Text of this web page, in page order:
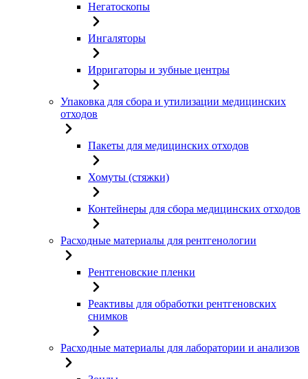
Негатоскопы
Ингаляторы
Ирригаторы и зубные центры
Упаковка для сбора и утилизации медицинских
отходов
Пакеты для медицинских отходов
Хомуты (стяжки)
Контейнеры для сбора медицинских отходов
Расходные материалы для рентгенологии
Рентгеновские пленки
Реактивы для обработки рентгеновских
снимков
Расходные материалы для лаборатории и анализов